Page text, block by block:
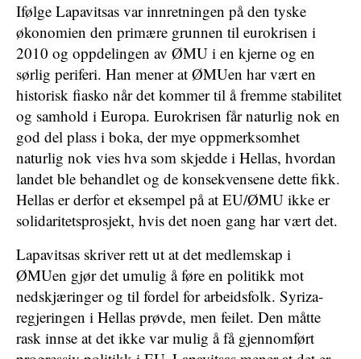
Ifølge Lapavitsas var innretningen på den tyske
økonomien den primære grunnen til eurokrisen i
2010 og oppdelingen av ØMU i en kjerne og en
sørlig periferi. Han mener at ØMUen har vært en
historisk fiasko når det kommer til å fremme stabilitet
og samhold i Europa. Eurokrisen får naturlig nok en
god del plass i boka, der mye oppmerksomhet
naturlig nok vies hva som skjedde i Hellas, hvordan
landet ble behandlet og de konsekvensene dette fikk.
Hellas er derfor et eksempel på at EU/ØMU ikke er
solidaritetsprosjekt, hvis det noen gang har vært det.
Lapavitsas skriver rett ut at det medlemskap i
ØMUen gjør det umulig å føre en politikk mot
nedskjæringer og til fordel for arbeidsfolk. Syriza-
regjeringen i Hellas prøvde, men feilet. Den måtte
rask innse at det ikke var mulig å få gjennomført